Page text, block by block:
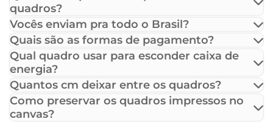
quadros?
Vocês enviam pra todo o Brasil?
Quais são as formas de pagamento?
Qual quadro usar para esconder caixa de
energia?
Quantos cm deixar entre os quadros?
Como preservar os quadros impressos no
canvas?